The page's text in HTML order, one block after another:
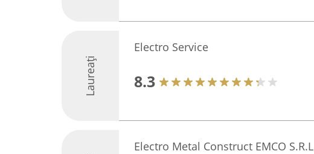
Laureați
Electro Service
8.3
Electro Metal Construct EMCO S.R.L